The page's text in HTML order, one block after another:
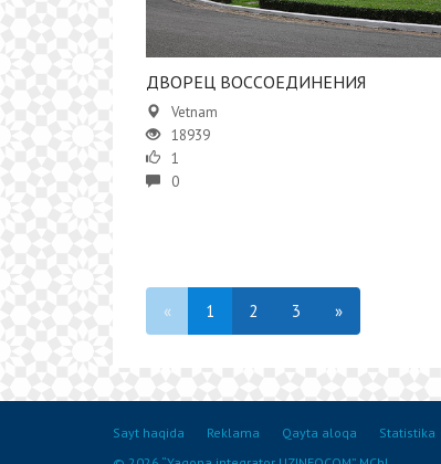
ДВОРЕЦ ВОССОЕДИНЕНИЯ
Vetnam
18939
1
0
« 1 2 3 »
Sayt haqida Reklama Qayta aloqa Statistika